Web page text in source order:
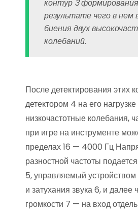
контур 3
результате чего в нем
биения двух
колебаний.
После детектирования этих
детектором 4 на его
низкочастотные колебания,
при игре на инструменте
пределах 16 — 4000 Гц
разностной частоты
5, управляемый
и затухания звука 6, и да­лее
громкости 7 — на вход